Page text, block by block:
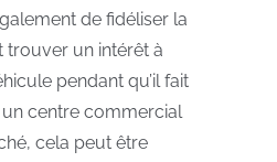
de fidéliser la
trouver un intérêt à
pendant qu’il fait
centre commercial
cela peut être